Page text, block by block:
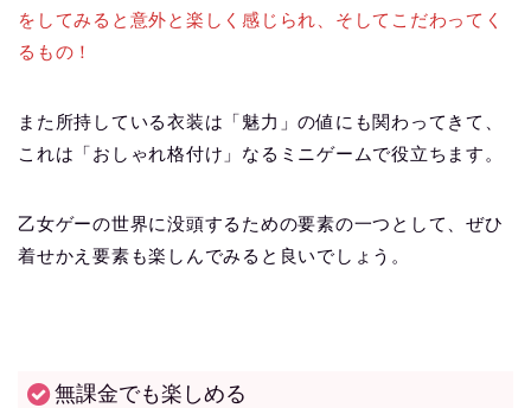
をしてみると意外と楽しく感じられ、そしてこだわってく
るもの！
また所持している衣装は「魅力」の値にも関わってきて、
これは「おしゃれ格付け」なるミニゲームで役立ちます。
乙女ゲーの世界に没頭するための要素の一つとして、ぜひ
着せかえ要素も楽しんでみると良いでしょう。
無課金でも楽しめる